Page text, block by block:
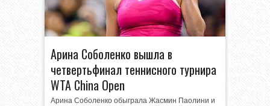
Арина Соболенко вышла в
четвертьфинал теннисного турнира
WTA China Open
Арина Соболенко обыграла Жасмин Паолини и